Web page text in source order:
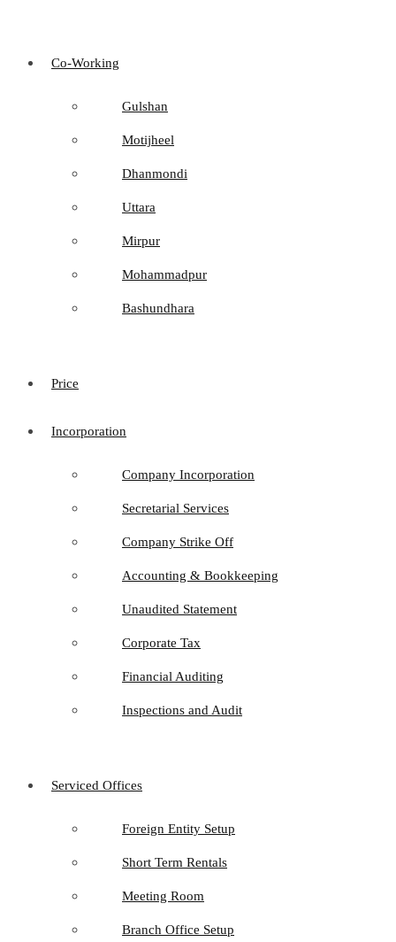
Co-Working
Gulshan
Motijheel
Dhanmondi
Uttara
Mirpur
Mohammadpur
Bashundhara
Price
Incorporation
Company Incorporation
Secretarial Services
Company Strike Off
Accounting & Bookkeeping
Unaudited Statement
Corporate Tax
Financial Auditing
Inspections and Audit
Serviced Offices
Foreign Entity Setup
Short Term Rentals
Meeting Room
Branch Office Setup